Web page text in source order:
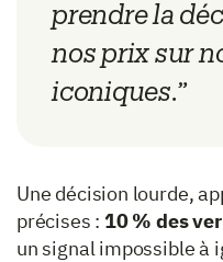
prendre la
nos prix sur
iconiques.”
Une décision lourde,
précises : 10 % des
un signal impossible à